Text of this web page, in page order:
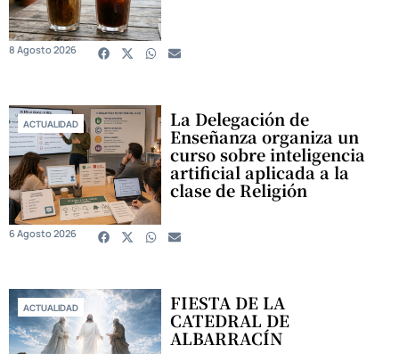
8 Agosto 2026
ACTUALIDAD La Delegación de
Enseñanza organiza un
curso sobre inteligencia
artificial aplicada a la
clase de Religión
6 Agosto 2026
ACTUALIDAD FIESTA DE LA
CATEDRAL DE
ALBARRACÍN